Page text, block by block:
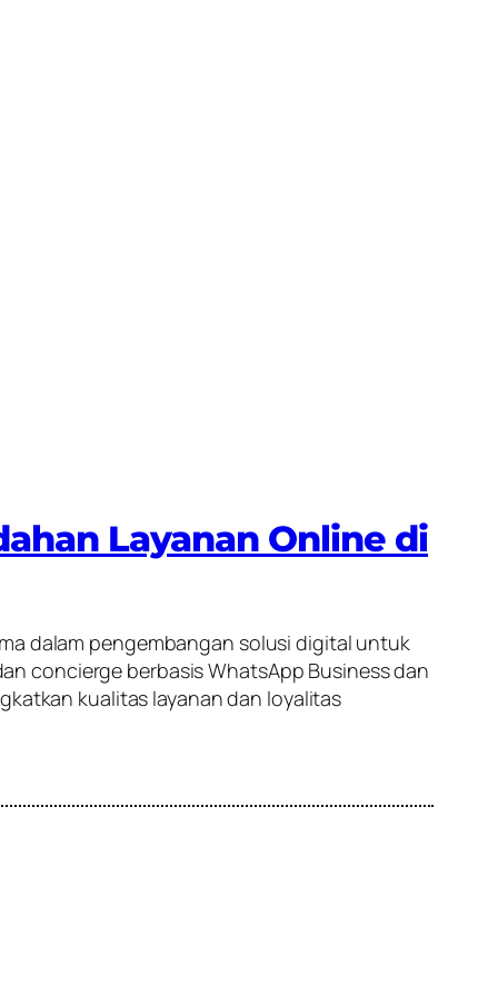
Layanan Online di
dalam pengembangan solusi digital untuk
concierge berbasis WhatsApp Business dan
kualitas layanan dan loyalitas